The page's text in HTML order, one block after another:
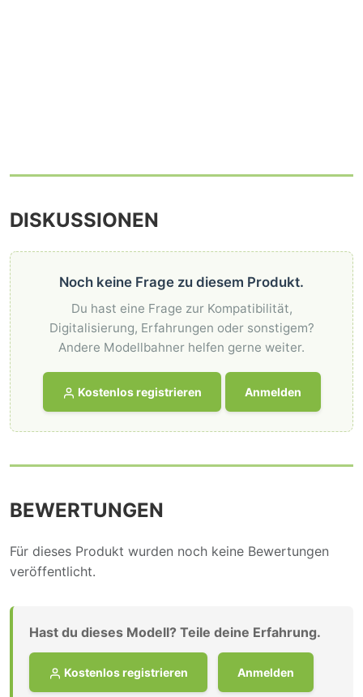
DISKUSSIONEN
Noch keine Frage zu diesem Produkt.
Du hast eine Frage zur Kompatibilität,
Digitalisierung, Erfahrungen oder sonstigem?
Andere Modellbahner helfen gerne weiter.
Kostenlos registrieren Anmelden
BEWERTUNGEN
Für dieses Produkt wurden noch keine Bewertungen
veröffentlicht.
Hast du dieses Modell? Teile deine Erfahrung.
Kostenlos registrieren Anmelden